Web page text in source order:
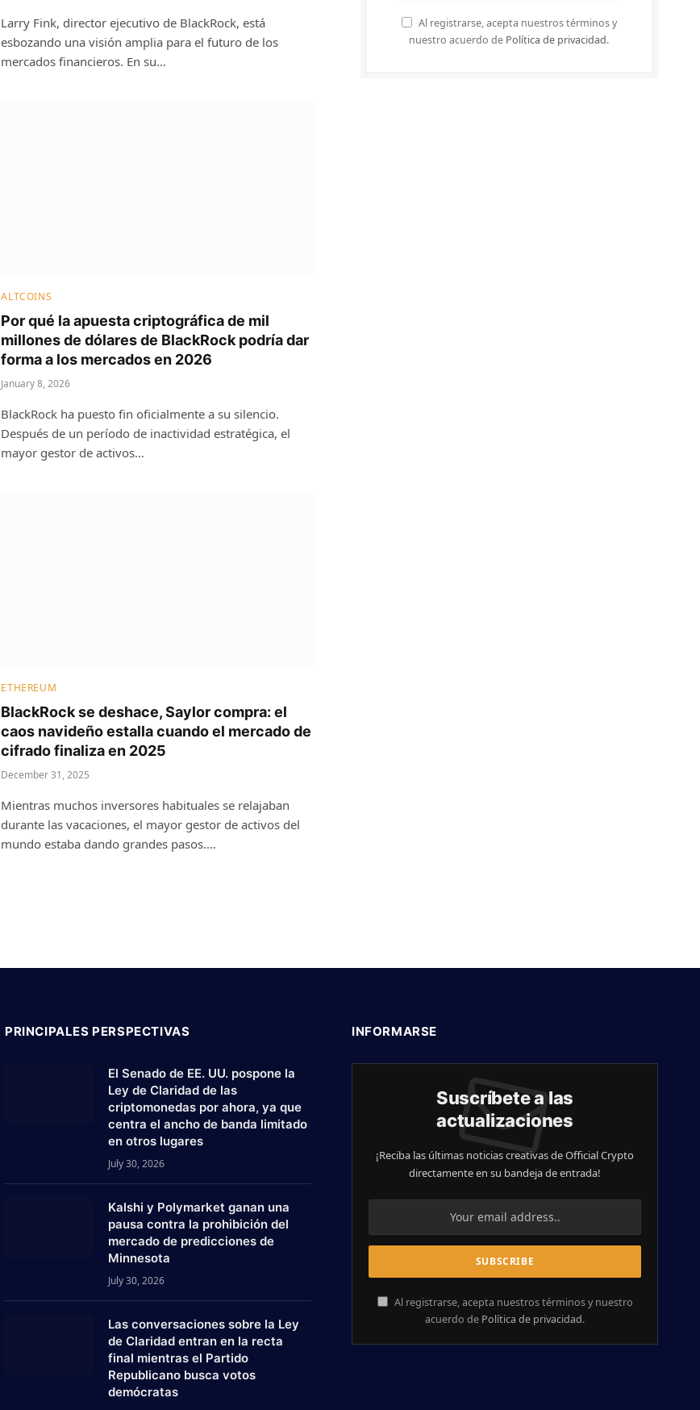
Larry Fink, director ejecutivo de BlackRock, está
esbozando una visión amplia para el futuro de los
mercados financieros. En su…
ALTCOINS
Por qué la apuesta criptográfica de mil
millones de dólares de BlackRock podría dar
forma a los mercados en 2026
January 8, 2026
BlackRock ha puesto fin oficialmente a su silencio.
Después de un período de inactividad estratégica, el
mayor gestor de activos…
ETHEREUM
BlackRock se deshace, Saylor compra: el
caos navideño estalla cuando el mercado de
cifrado finaliza en 2025
December 31, 2025
Mientras muchos inversores habituales se relajaban
durante las vacaciones, el mayor gestor de activos del
mundo estaba dando grandes pasos.…
Al registrarse, acepta nuestros términos y
nuestro acuerdo de Política de privacidad.
PRINCIPALES PERSPECTIVAS
El Senado de EE. UU. pospone la
Ley de Claridad de las
criptomonedas por ahora, ya que
centra el ancho de banda limitado
en otros lugares
July 30, 2026
Kalshi y Polymarket ganan una
pausa contra la prohibición del
mercado de predicciones de
Minnesota
July 30, 2026
Las conversaciones sobre la Ley
de Claridad entran en la recta
final mientras el Partido
Republicano busca votos
demócratas
INFORMARSE
Suscríbete a las
actualizaciones
¡Reciba las últimas noticias creativas de Official Crypto
directamente en su bandeja de entrada!
Al registrarse, acepta nuestros términos y nuestro
acuerdo de Política de privacidad.